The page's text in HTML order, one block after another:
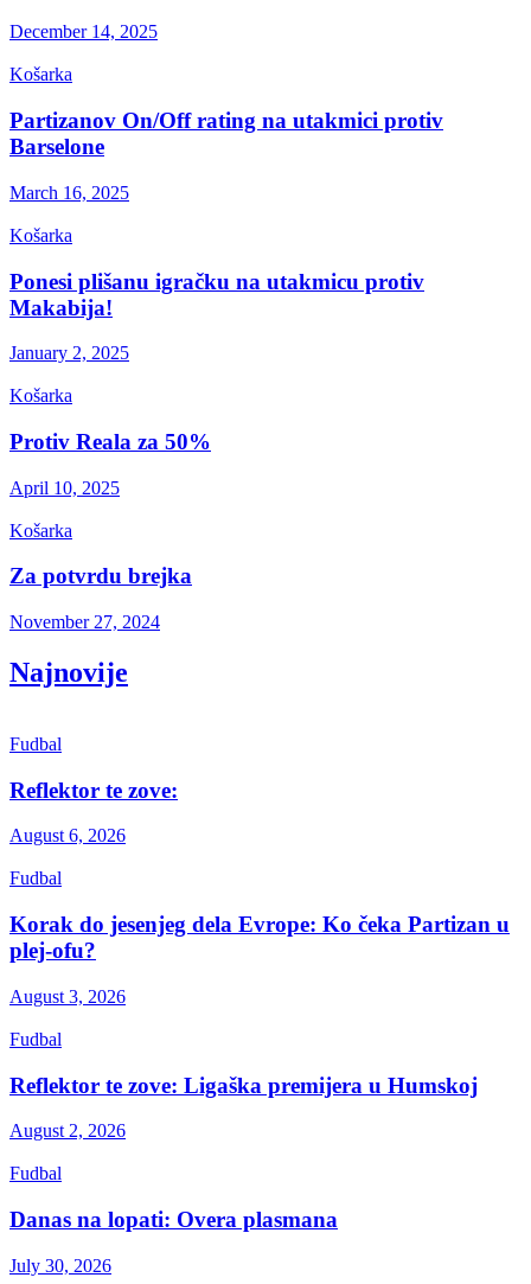
December 14, 2025
Košarka
Partizanov On/Off rating na utakmici protiv
Barselone
March 16, 2025
Košarka
Ponesi plišanu igračku na utakmicu protiv
Makabija!
January 2, 2025
Košarka
Protiv Reala za 50%
April 10, 2025
Košarka
Za potvrdu brejka
November 27, 2024
Najnovije
Fudbal
Reflektor te zove:
August 6, 2026
Fudbal
Korak do jesenjeg dela Evrope: Ko čeka Partizan u
plej-ofu?
August 3, 2026
Fudbal
Reflektor te zove: Ligaška premijera u Humskoj
August 2, 2026
Fudbal
Danas na lopati: Overa plasmana
July 30, 2026